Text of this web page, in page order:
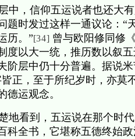
中，信仰五运说者也还大
题时发过这样一通议论：
历。”[34] 曾与欧阳修同修
度以大一统，推历数以叙
阶层中仍十分普遍。据说
正，至于所纪岁时，亦莫
德运观念。
地看到，五运说在那个时
科全书，它堪称五德终始